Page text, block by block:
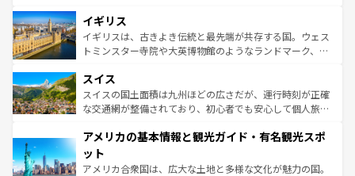
香り高いラベンダー畑など、多彩な楽しみ方が可能だ。さ
らに、パリ以外の地域にも魅力が溢れており、どの街角に
も豊かな歴史と文化が息づいている。パリ以外の個性あふ
を参照してほしい。
顔を持つこの国は、どこを歩いても飽きることがない。ベ
ルリンの文化的活気、バイエルン州のアルプスの絶景、そ
してライン川沿いのワイン畑といった風景は必見。ビール
は、お酒好きな人にはぜひ体験してほしい。 なお、新着の
ドイツ情報はコンテンツ一覧を参照してほしい。
イギリス
イギリスは、古きよき伝統と最先端が共存する国。ウェス
トミンスター寺院や大英博物館のようなランドマーク、歴
リアごとに異なる魅力がある。また、優雅なアフタヌーン
ティー、ビール好きにはたまらない英国パブ、サッカー観
戦など、本場だからこそできる体験も豊富。イギリスを旅
ンツ一覧を参照してほしい。
スイス
スイスの国土面積は九州ほどの広さだが、運行時刻が正確
な交通網が整備されており、初心者でも安心して個人旅行
の建物がそのまま残る町や、スイスならではのユニークな
博物館もあり、アルプス観光だけでなく町歩きも満喫する
ことができる。国民の所得が高いため物価も高いが、旅行
アメリカの基本情報と観光ガイド・有名観光スポ
ット
アメリカ合衆国は、広大な土地と多様な文化が魅力の国。